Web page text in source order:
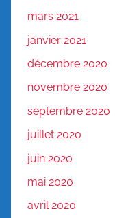
mars 2021
janvier 2021
décembre 2020
novembre 2020
septembre 2020
juillet 2020
juin 2020
mai 2020
avril 2020